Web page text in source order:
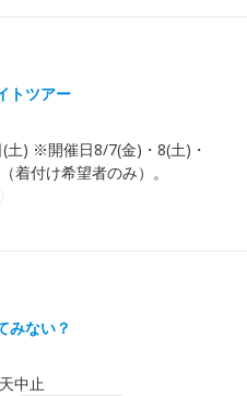
トツアー
土) ※開催日8/7(金)・8(土)・
着付け希望者のみ）。
みない？
中止